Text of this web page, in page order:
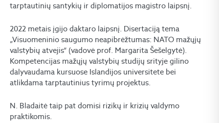
tarptautinių santykių ir diplomatijos magistro laipsnį.
2022 metais įgijo daktaro laipsnį. Disertaciją tema
„Visuomeninio saugumo neapibrėžtumas: NATO mažųjų
valstybių atvejis“ (vadovė prof. Margarita Šešelgytė).
Kompetencijas mažųjų valstybių studijų srityje gilino
dalyvaudama kursuose Islandijos universitete bei
atlikdama tarptautinius tyrimų projektus.
N. Bladaitė taip pat domisi rizikų ir krizių valdymo
praktikomis.